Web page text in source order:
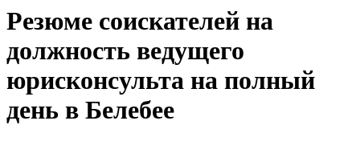
Резюме соискателей на
должность ведущего
юрисконсульта на полный
день в Белебее